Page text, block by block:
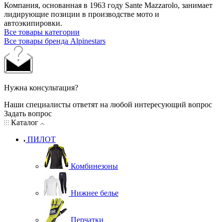
Компания, основанная в 1963 году Sante Mazzarolo, занимает
лидирующие позиции в производстве мото и
автоэкипировки.
Все товары категории
Все товары бренда Alpinestars
Нужна консультация?
Наши специалисты ответят на любой интересующий вопрос
Задать вопрос
Каталог
ПИЛОТ
Комбинезоны
Нижнее белье
Перчатки